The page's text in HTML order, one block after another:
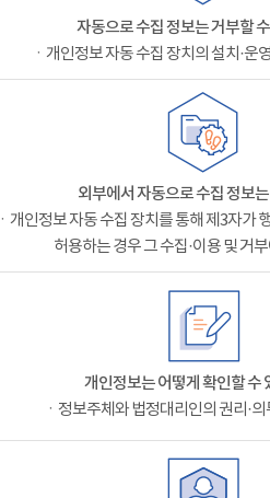
자동으로 수집 정보는 거부할
ㆍ개인정보 자동 수집 장치의 설치·운
외부에서 자동으로 수집 정보
ㆍ개인정보 자동 수집 장치를 통해 제3자가
허용하는 경우 그 수집·이용 및 거
개인정보는 어떻게 확인할 수
ㆍ정보주체와 법정대리인의 권리·